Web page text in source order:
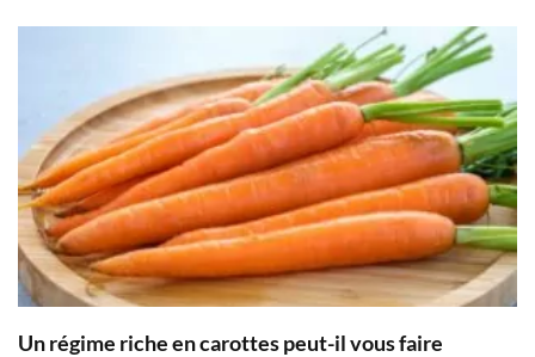
Un régime riche en carottes peut-il vous faire